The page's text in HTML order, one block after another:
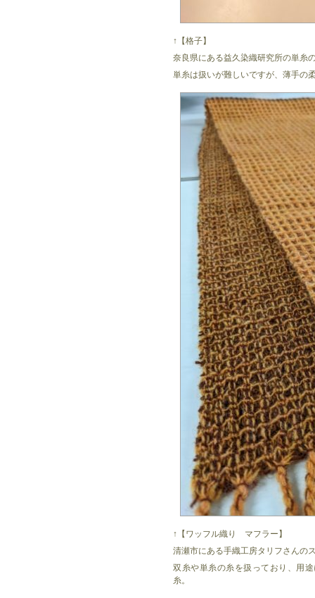
↑【格子】
奈良県にある益久染織研究所の単糸
単糸は扱いが難しいですが、薄手の
↑【ワッフル織り マフラー】
清瀬市にある手織工房タリフさんの
双糸や単糸の糸を扱っており、用
糸。